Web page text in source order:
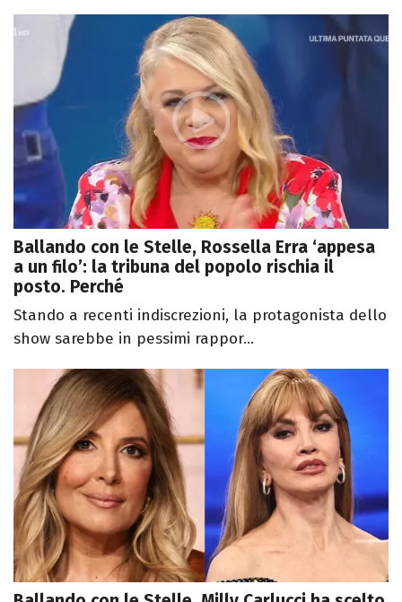
Ballando con le Stelle, Rossella Erra ‘appesa
a un filo’: la tribuna del popolo rischia il
posto. Perché
Stando a recenti indiscrezioni, la protagonista dello
show sarebbe in pessimi rappor...